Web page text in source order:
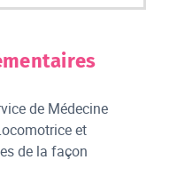
de Médecine
et
de la façon